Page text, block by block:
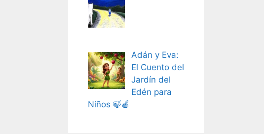
Adán y Eva:
El Cuento del
Jardín del
Edén para
Niños 🍃🍎